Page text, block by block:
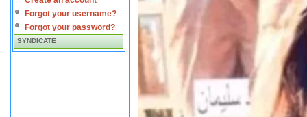
Forgot your username?
Forgot your password?
SYNDICATE